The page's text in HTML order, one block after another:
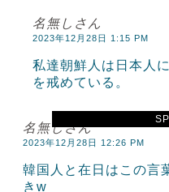
名無しさん
2023年12月28日 1:15 PM
私達朝鮮人は日本人
を戒めている。
名無しさん
2023年12月28日 12:26 PM
韓国人と在日はこの言
きw